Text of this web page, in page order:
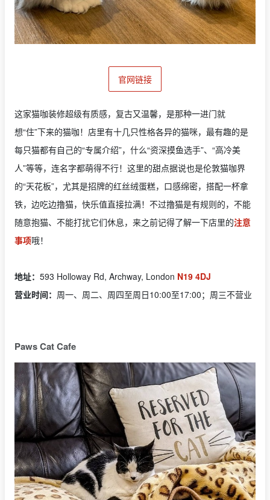
官网链接
这家猫咖装修超级有质感，复古又温馨，是那种一进门就
想“住”下来的猫咖！店里有十几只性格各异的猫咪，最有趣的是
每只猫都有自己的“专属介绍”，什么“资深摸鱼选手”、“高冷美
人”等等，连名字都萌得不行！这里的甜点据说也是伦敦猫咖界
的“天花板”，尤其是招牌的红丝绒蛋糕，口感绵密，搭配一杯拿
铁，边吃边撸猫，快乐值直接拉满！不过撸猫是有规则的，不能
随意抱猫、不能打扰它们休息，来之前记得了解一下店里的注意
事项哦！
地址： 593 Holloway Rd, Archway, London N19 4DJ
营业时间： 周一、周二、周四至周日10:00至17:00；周三不营业
Paws Cat Cafe